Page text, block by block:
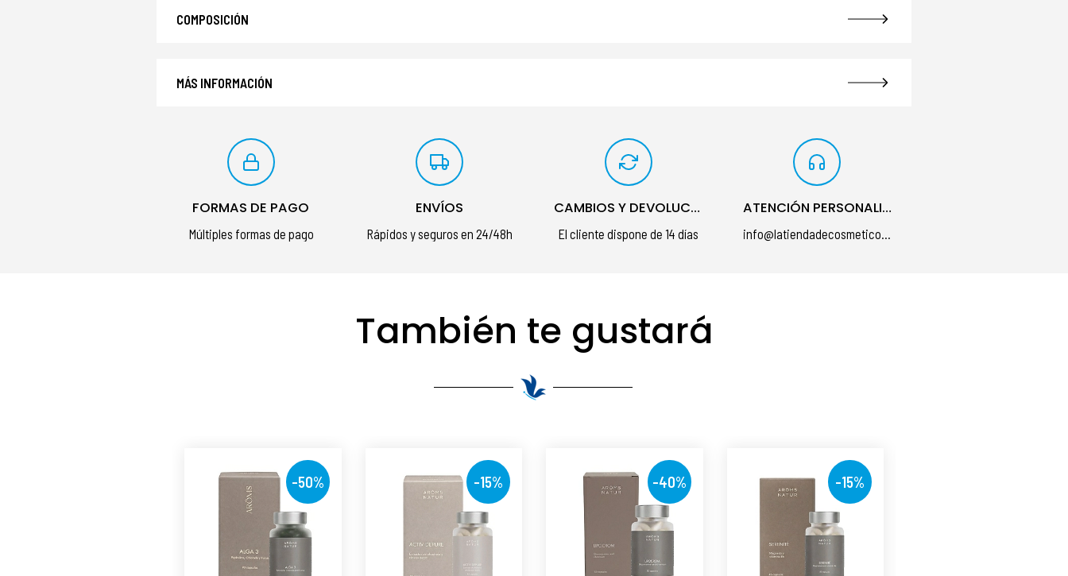
COMPOSICIÓN
MÁS INFORMACIÓN
FORMAS DE PAGO
Múltiples formas de pago
ENVÍOS
Rápidos y seguros en 24/48h
CAMBIOS Y DEVOLUCIONES
El cliente dispone de 14 días
ATENCIÓN PERSONALIZADA
info@latiendadecosmeticos.com
También te gustará
-50% -15% -40% -15%